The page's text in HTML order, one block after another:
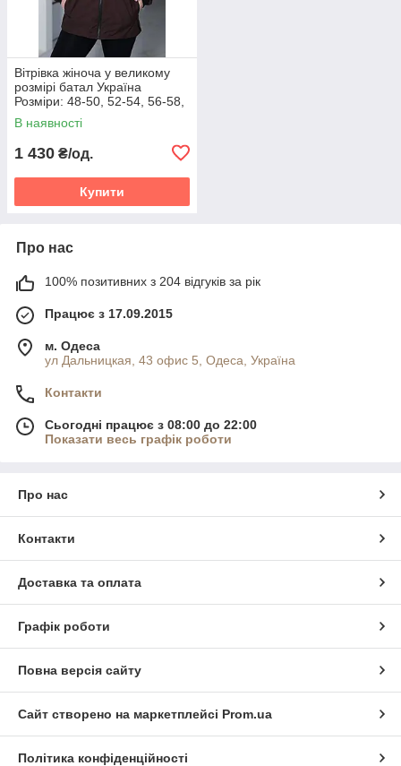
Вітрівка жіноча у великому
розмірі батал Україна
Розміри: 48-50, 52-54, 56-58,
60-62
В наявності
1 430 ₴/од.
Купити
Про нас
100% позитивних з 204 відгуків за рік
Працює з 17.09.2015
м. Одеса
ул Дальницкая, 43 офис 5, Одеса, Україна
Контакти
Сьогодні працює з 08:00 до 22:00
Показати весь графік роботи
Про нас
Контакти
Доставка та оплата
Графік роботи
Повна версія сайту
Сайт створено на маркетплейсі Prom.ua
Політика конфіденційності